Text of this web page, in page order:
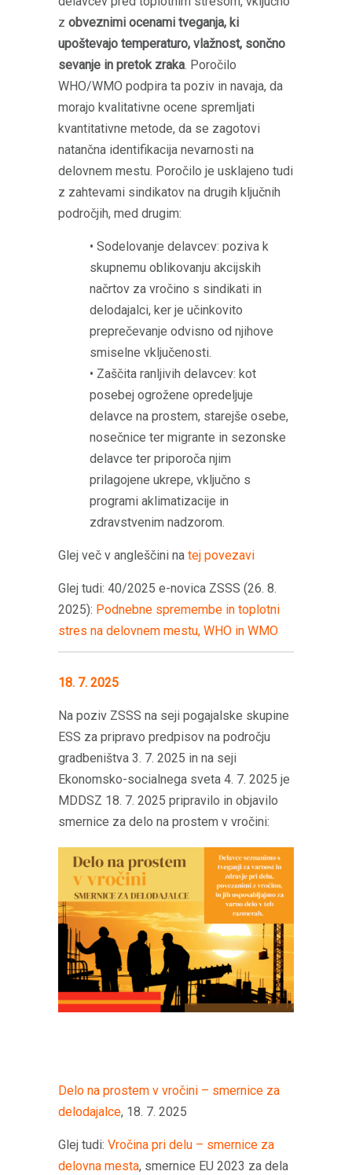
z obveznimi ocenami tveganja, ki
upoštevajo temperaturo, vlažnost, sončno
sevanje in pretok zraka. Poročilo
WHO/WMO podpira ta poziv in navaja, da
morajo kvalitativne ocene spremljati
kvantitativne metode, da se zagotovi
natančna identifikacija nevarnosti na
delovnem mestu. Poročilo je usklajeno tudi
z zahtevami sindikatov na drugih ključnih
področjih, med drugim:
• Sodelovanje delavcev: poziva k
skupnemu oblikovanju akcijskih
načrtov za vročino s sindikati in
delodajalci, ker je učinkovito
preprečevanje odvisno od njihove
smiselne vključenosti.
• Zaščita ranljivih delavcev: kot
posebej ogrožene opredeljuje
delavce na prostem, starejše osebe,
nosečnice ter migrante in sezonske
delavce ter priporoča njim
prilagojene ukrepe, vključno s
programi aklimatizacije in
zdravstvenim nadzorom.
Glej več v angleščini na tej povezavi
Glej tudi: 40/2025 e-novica ZSSS (26. 8.
2025): Podnebne spremembe in toplotni
stres na delovnem mestu, WHO in WMO
18. 7. 2025
Na poziv ZSSS na seji pogajalske skupine
ESS za pripravo predpisov na področju
gradbeništva 3. 7. 2025 in na seji
Ekonomsko-socialnega sveta 4. 7. 2025 je
MDDSZ 18. 7. 2025 pripravilo in objavilo
smernice za delo na prostem v vročini:
Delo na prostem v vročini – smernice za
delodajalce, 18. 7. 2025
Glej tudi: Vročina pri delu – smernice za
delovna mesta, smernice EU 2023 za dela